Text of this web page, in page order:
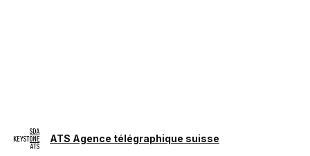
ATS Agence télégraphique suisse